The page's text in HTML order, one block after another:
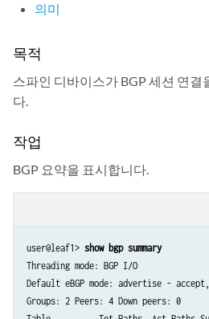
의미
목적
스파인 디바이스가 BGP 세션 연결
다.
작업
BGP 요약을 표시합니다.
user@leaf1> show bgp summary
Threading mode: BGP I/O
Default eBGP mode: advertise -
Groups: 2 Peers: 4 Down peers: 0